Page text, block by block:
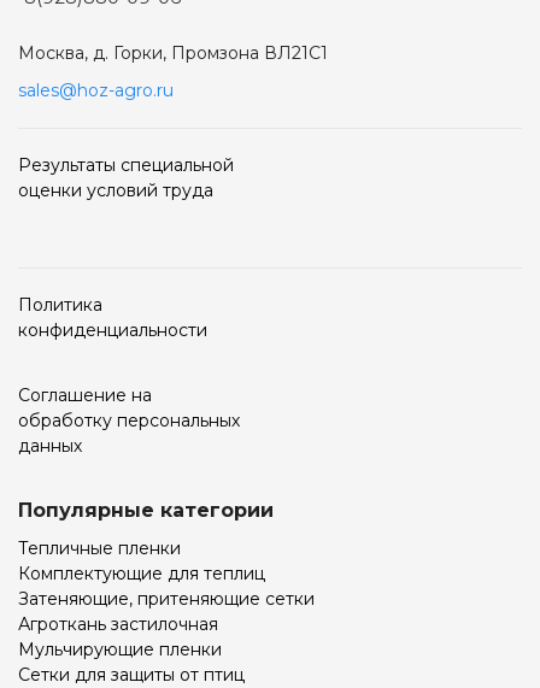
Москва, д. Горки, Промзона ВЛ21С1
sales@hoz-agro.ru
Результаты специальной
оценки условий труда
Политика
конфиденциальности
Соглашение на
обработку персональных
данных
Популярные категории
Тепличные пленки
Комплектующие для теплиц
Затеняющие, притеняющие сетки
Агроткань застилочная
Мульчирующие пленки
Сетки для защиты от птиц